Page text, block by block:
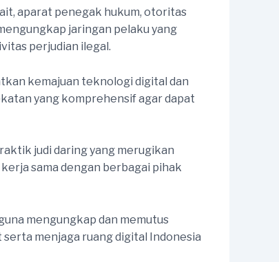
aparat penegak hukum, otoritas
jaringan pelaku yang
perjudian ilegal.
kemajuan teknologi digital dan
yang komprehensif agar dapat
judi daring yang merugikan
sama dengan berbagai pihak
mengungkap dan memutus
menjaga ruang digital Indonesia